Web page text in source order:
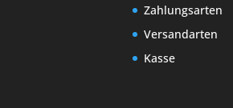
Zahlungsarten
Versandarten
Kasse